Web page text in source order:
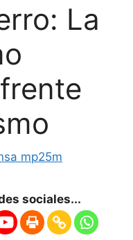
La
mp25m
sociales...